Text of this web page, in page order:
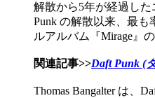
解散から5年が経過した
Punk の解散以来、最も
ルアルバム『Mirage』
関連記事>>Daft Punk (
Thomas Bangalter は、